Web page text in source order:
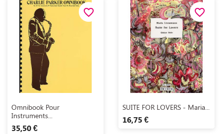
 Aperçu rapide
Omnibook Pour
Instruments...
35,50 €
favorite_border
Aperçu rapide
SUITE FOR LOVERS - Maria...
16,75 €
favorite_border